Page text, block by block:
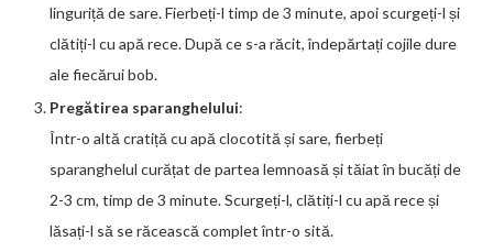
linguriță de sare. Fierbeți-l timp de 3 minute, apoi scurgeți-l și
clătiți-l cu apă rece. După ce s-a răcit, îndepărtați cojile dure
ale fiecărui bob.
Pregătirea sparanghelului:
Într-o altă cratiță cu apă clocotită și sare, fierbeți
sparanghelul curățat de partea lemnoasă și tăiat în bucăți de
2-3 cm, timp de 3 minute. Scurgeți-l, clătiți-l cu apă rece și
lăsați-l să se răcească complet într-o sită.